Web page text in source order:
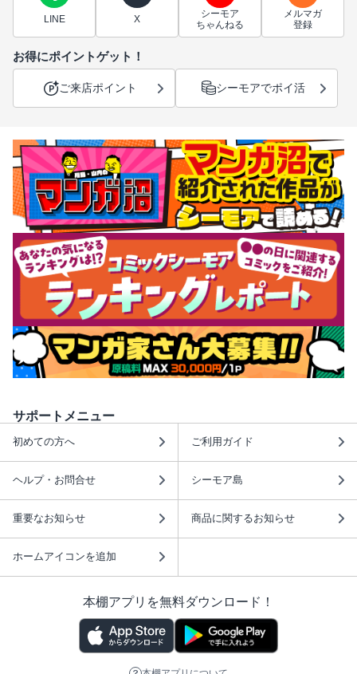
LINE X
シーモア
ちゃんねる
メルマガ
登録
お得にポイントゲット！
ご来店ポイント シーモアでポイ活
サポートメニュー
初めての方へ ご利用ガイド
ヘルプ・お問合せ シーモア島
重要なお知らせ 商品に関するお知らせ
ホームアイコンを追加
本棚アプリを無料ダウンロード！